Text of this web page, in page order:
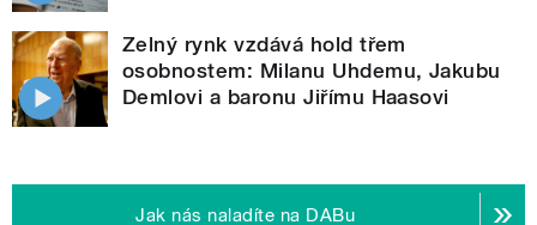
Zelný rynk vzdává hold třem
osobnostem: Milanu Uhdemu, Jakubu
Demlovi a baronu Jiřímu Haasovi
Jak nás naladíte na DABu